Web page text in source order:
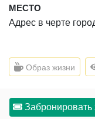
МЕСТО
Адрес в черте
Образ жизни
Забронировать